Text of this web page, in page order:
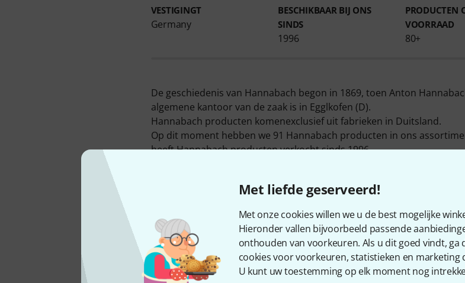
Met liefde geserveerd!
Met onze cookies willen we u de best mogelijke
Hieronder vallen bijvoorbeeld passende
onthouden van voorkeuren. Als u dit goed vindt,
cookies voor voorkeuren, statistieken en marketing
U kunt uw toestemming op elk moment nog
VESTIGINGT
Germany
BESCHIKBAAR BIJ ONS
SINDS
1996
PRODUCTEN
VOORRAAD
80+
De geschiedenis van Hannabach begon in 1869, toen Anton
algemene kantoor van de zaak is in Egglkofen (D).
Hannabach producten komenexclusief uit fabrieken in Duitsland.
Op dit moment hebben we 91 Hannabach producten in ons
heeft Hannabach producten verkocht sinds 1996.
20.000 verkocht.
Normaal gesproken biedt Hannabach 2 jaar garantie op zijn
garantie krijgt u een jaar meer jaar zekerheid.
U kunt meer informatie over de fabrikant vinden ophttp://